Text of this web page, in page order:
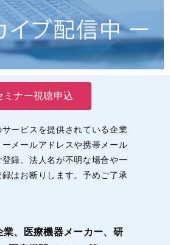
ミナー視聴申込
ービスを提供されている企業
メールアドレスや携帯メール
録、法人名が不明な場合や一
はお断りします。予めご了承
業、医療機器メーカー、研